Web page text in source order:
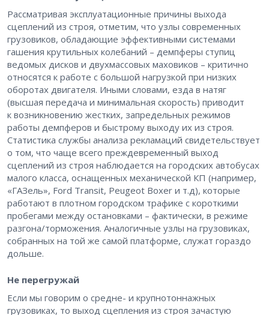
Рассматривая эксплуатационные причины выхода
сцеплений из строя, отметим, что узлы современных
грузовиков, обладающие эффективными системами
гашения крутильных колебаний – ​демпферы ступиц
ведомых дисков и двухмассовых маховиков – ​критично
относятся к работе с большой нагрузкой при низких
оборотах двигателя. Иными словами, езда в натяг
(высшая передача и минимальная скорость) приводит
к возникновению жестких, запредельных режимов
работы демпферов и быстрому выходу их из строя.
Статистика службы анализа рекламаций свидетельствует
о том, что чаще всего преждевременный выход
сцеплений из строя наблюдается на городских автобусах
малого класса, оснащенных механической КП (например,
«ГАЗель», Ford Transit, Peugeot Boxer и т.д), которые
работают в плотном городском трафике с короткими
пробегами между остановками – ​фактически, в режиме
разгона/торможения. Аналогичные узлы на грузовиках,
собранных на той же самой платформе, служат гораздо
дольше.
Не перегружай
Если мы говорим о средне- и крупнотоннажных
грузовиках, то выход сцепления из строя зачастую